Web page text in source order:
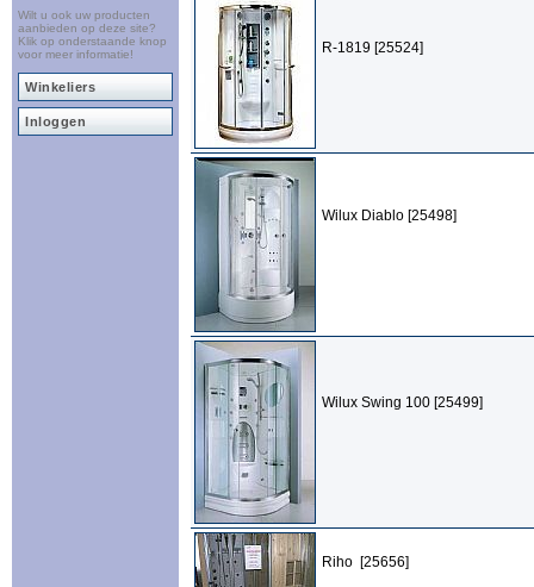
Wilt u ook uw producten
aanbieden op deze site?
Klik op onderstaande knop
voor meer informatie!
Winkeliers
Inloggen
R-1819 [25524]
Wilux Diablo [25498]
Wilux Swing 100 [25499]
Riho [25656]